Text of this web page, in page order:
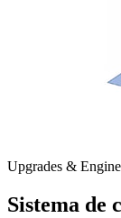
Upgrades &
Sistema de